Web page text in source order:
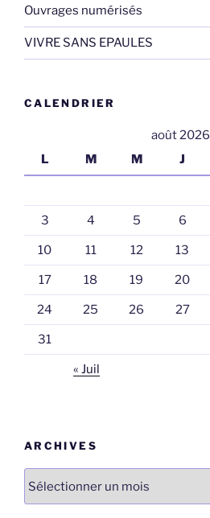
Ouvrages numérisés
VIVRE SANS EPAULES
CALENDRIER
août 2026
L
M M J
3 4 5 6
10 11 12 13
17 18 19 20
24 25 26 27
31
« Juil
ARCHIVES